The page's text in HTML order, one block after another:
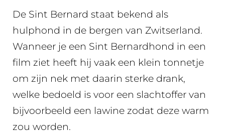
De Sint Bernard staat bekend als
hulphond in de bergen van Zwitserland.
Wanneer je een Sint Bernardhond in een
film ziet heeft hij vaak een klein tonnetje
om zijn nek met daarin sterke drank,
welke bedoeld is voor een slachtoffer van
bijvoorbeeld een lawine zodat deze warm
zou worden.